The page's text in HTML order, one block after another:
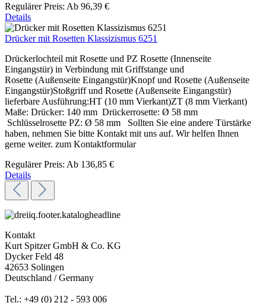
Regulärer Preis: Ab 96,39 €
Details
Drücker mit Rosetten Klassizismus 6251
Drückerlochteil mit Rosette und PZ Rosette (Innenseite
Eingangstür) in Verbindung mit Griffstange und
Rosette (Außenseite Eingangstür)Knopf und Rosette (Außenseite
Eingangstür)Stoßgriff und Rosette (Außenseite Eingangstür)
lieferbare Ausführung:HT (10 mm Vierkant)ZT (8 mm Vierkant)
Maße: Drücker: 140 mm Drückerrosette: Ø 58 mm
Schlüsselrosette PZ: Ø 58 mm Sollten Sie eine andere Türstärke
haben, nehmen Sie bitte Kontakt mit uns auf. Wir helfen Ihnen
gerne weiter. zum Kontaktformular
Regulärer Preis: Ab 136,85 €
Details
Kontakt
Kurt Spitzer GmbH & Co. KG
Dycker Feld 48
42653 Solingen
Deutschland / Germany
Tel.: +49 (0) 212 - 593 006